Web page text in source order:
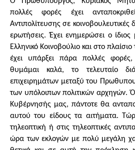
πολλές φορές έχει
Αντιπολίτευσης σε κοινοβουλευτικές
ερωτήσεις. Έχει ενημερώσει ο
Ελληνικό Κοινοβούλιο και στο
έχει υπάρξει πάρα πολλές
θυμάμαι καλά, το τελευταίο
επιχειρημάτων μεταξύ του
των υπόλοιπων πολιτικών αρχηγών.
Κυβέρνησής μας, πάντοτε θα
αυτού του είδους τα αιτήματα.
τηλεοπτική ή στις τηλεοπτικές
ώρα των εκλογών με πολύ μεγάλη